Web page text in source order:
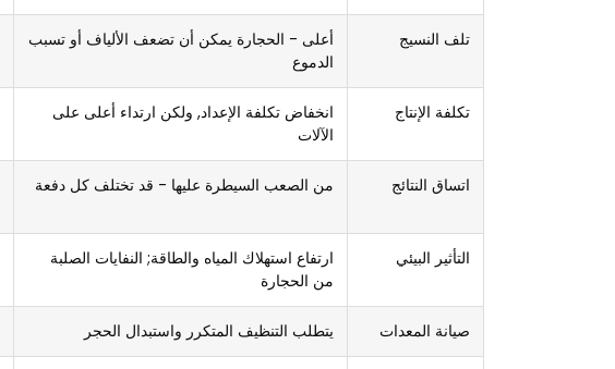
تلف النسيج
أعلى - الحجارة يمكن أن تضعف الألياف أو تسبب
الدموع
تكلفة الإنتاج
انخفاض تكلفة الإعداد, ولكن ارتداء أعلى على
الآلات
اتساق النتائج من الصعب السيطرة عليها - قد تختلف كل دفعة
التأثير البيئي
ارتفاع استهلاك المياه والطاقة; النفايات الصلبة
من الحجارة
صيانة المعدات يتطلب التنظيف المتكرر واستبدال الحجر